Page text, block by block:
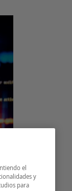
el
y
para